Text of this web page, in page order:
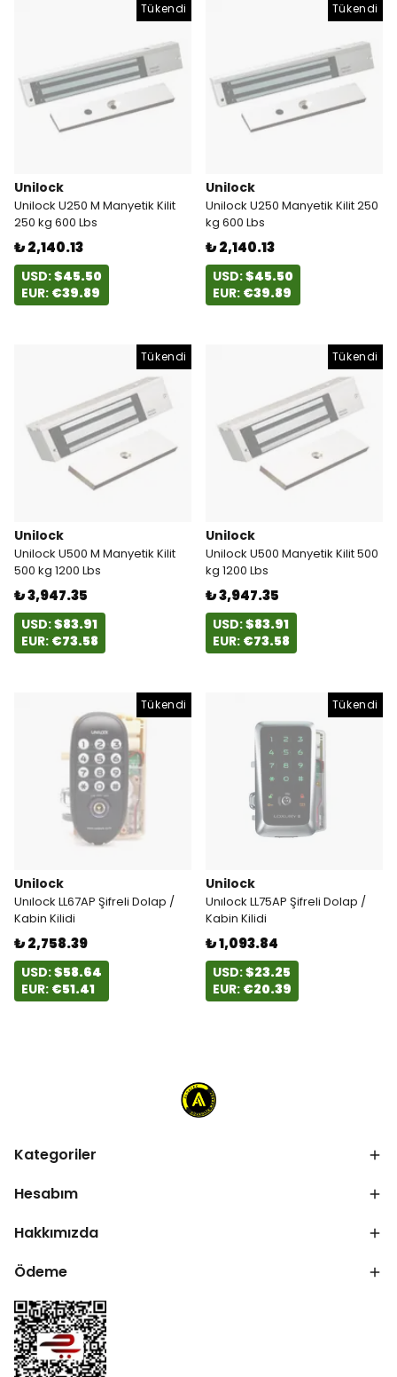
Tükendi
Unilock
Unilock U250 M Manyetik Kilit
250 kg 600 Lbs
₺ 2,140.13
USD:$45.50
EUR: €39.89
Tükendi
Unilock
Unilock U250 Manyetik Kilit 250
kg 600 Lbs
₺ 2,140.13
USD:$45.50
EUR: €39.89
Tükendi
Unilock
Unilock U500 M Manyetik Kilit
500 kg 1200 Lbs
₺ 3,947.35
USD:$83.91
EUR: €73.58
Tükendi
Unilock
Unilock U500 Manyetik Kilit 500
kg 1200 Lbs
₺ 3,947.35
USD:$83.91
EUR: €73.58
Tükendi
Unilock
Unılock LL67AP Şifreli Dolap /
Kabin Kilidi
₺ 2,758.39
USD:$58.64
EUR: €51.41
Tükendi
Unilock
Unılock LL75AP Şifreli Dolap /
Kabin Kilidi
₺ 1,093.84
USD:$23.25
EUR: €20.39
Kategoriler
Hesabım
Hakkımızda
Ödeme